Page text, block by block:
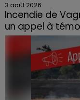
3 août 2026
Incendie de
un appel à
Le feu, parti d'une
quartier
contraint à